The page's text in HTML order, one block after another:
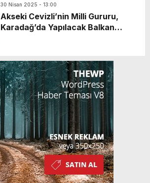
30 Nisan 2025 - 13:00
Akseki Cevizli’nin Milli Gururu,
Karadağ’da Yapılacak Balkan